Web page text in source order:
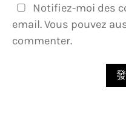
Notifiez-moi des
email. Vous pouvez
commenter.